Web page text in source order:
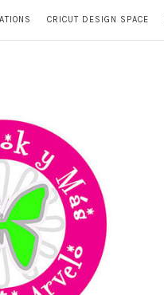
CRICUT DESIGN SPACE